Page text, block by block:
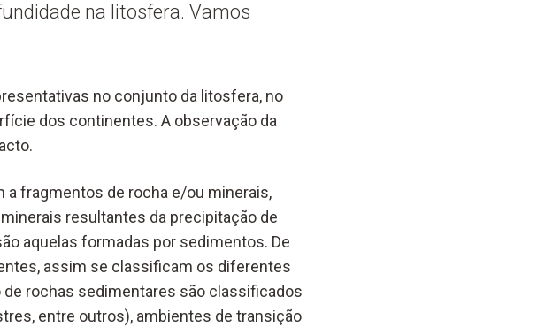
na litosfera. Vamos
no conjunto da litosfera, no
dos continentes. A observação da
fragmentos de rocha e/ou minerais,
resultantes da precipitação de
aquelas formadas por sedimentos. De
assim se classificam os diferentes
rochas sedimentares são classificados
entre outros), ambientes de transição